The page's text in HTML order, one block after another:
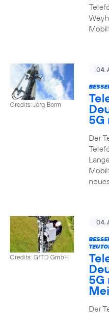
Credits: Jörg Borm
04.
5G
Der
Credits: GfTD GmbH
04.
5G
Der